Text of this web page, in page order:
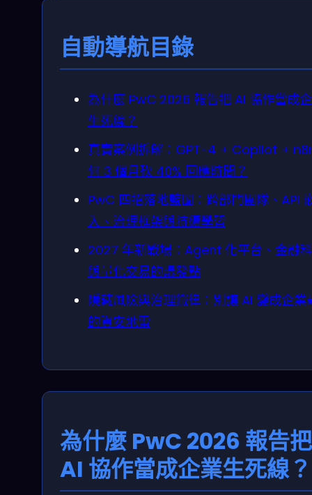
自動導航目錄
為什麼 PwC 2026 報告把 AI 協作當成
生死線？
真實案例拆解：GPT-4 + Copilot +
何 3 個月砍 40% 回應時間？
PwC 四招落地藍圖：跨部門團隊、API
入、治理框架與持續學習
2027 年新戰場：Agent 化平台、金融
與量化交易的爆發點
隱藏風險與治理鐵律：別讓 AI 變成企業
的資安地雷
為什麼 PwC 2026 報告把
AI 協作當成企業生死線？